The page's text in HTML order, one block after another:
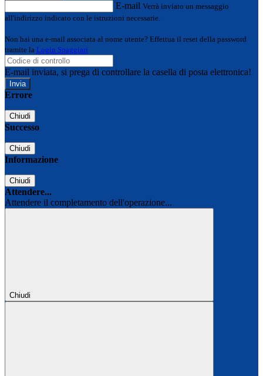
E-mail Verrà inviato un messaggio
all'indirizzo indicato con le istruzioni necessarie.
Non hai una e-mail associata al nome utente? Effettua il reset della password
tramite la Login Spaggiari
E-mail inviata, si prega di controllare la casella di posta elettronica!
Errore
Chiudi
Successo
Chiudi
Informazione
Chiudi
Attendere...
Attendere il completamento dell'operazione...
Chiudi